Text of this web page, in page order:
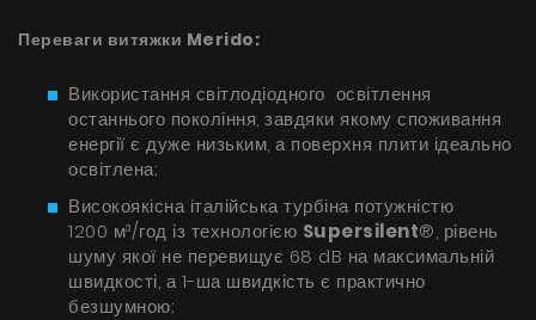
Nortberg Тихий Дім
Витяжки з турбіною на даху будинку
Nortberg Тиха Кухня
Витяжки з турбіною за межами кухнної кімнати
БАЧИТИ ВСЕ
FAQ - часті питання
Переваги витяжки Merido:
Використання світлодіодного освітлення
останнього покоління, завдяки якому споживання
енергії є дуже низьким, а поверхня плити ідеально
освітлена;
Високоякісна італійська турбіна потужністю
1200 м³/год із технологією Supersilent®, рівень
шуму якої не перевищує 68 dB на максимальній
швидкості, а 1-ша швидкість є практично
безшумною;